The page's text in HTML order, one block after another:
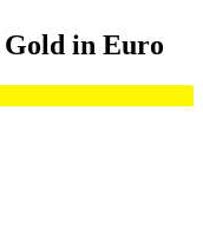
in Euro